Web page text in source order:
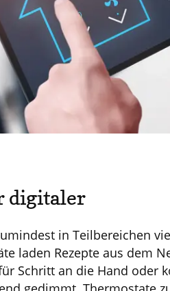
digitaler
in Teilbereichen
laden Rezepte aus dem
Schritt an die Hand oder